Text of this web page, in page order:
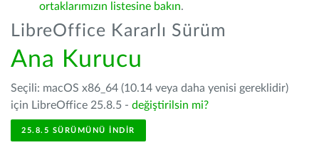
ortaklarımızın listesine bakın.
LibreOffice Kararlı Sürüm
Ana Kurucu
Seçili: macOS x86_64 (10.14 veya daha yenisi gereklidir)
için LibreOffice 25.8.5 - değiştirilsin mi?
25.8.5 SÜRÜMÜNÜ İNDIR